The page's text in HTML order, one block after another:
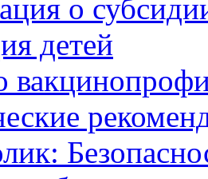
о
детей